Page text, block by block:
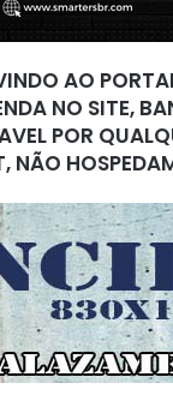
AO
NO SITE,
POR
NÃO